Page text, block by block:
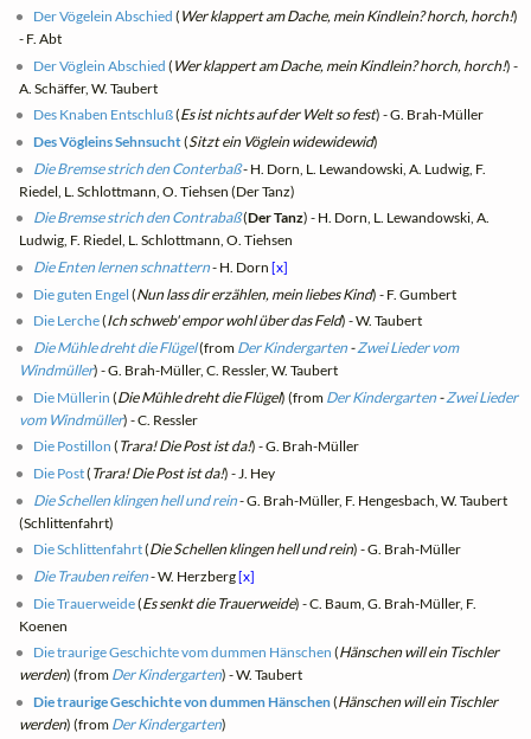
Der Vögelein Abschied ( Wer klappert am Dache, mein Kindlein? horch, horch!)
- F. Abt
Der Vöglein Abschied ( Wer klappert am Dache, mein Kindlein? horch, horch!) -
A. Schäffer, W. Taubert
Des Knaben Entschluß(Es ist nichts auf der Welt so fest) - G. Brah-Müller
Des Vögleins Sehnsucht(Sitzt ein Vöglein widewidewid)
Die Bremse strich den Conterbaß- H. Dorn, L. Lewandowski, A. Ludwig, F.
Riedel, L. Schlottmann, O. Tiehsen (Der Tanz)
Die Bremse strich den Contrabaß(Der Tanz) - H. Dorn, L. Lewandowski, A.
Ludwig, F. Riedel, L. Schlottmann, O. Tiehsen
Die Enten lernen schnattern- H. Dorn[x]
Die guten Engel (Nun lass dir erzählen, mein liebes Kind) - F. Gumbert
Die Lerche(Ich schweb' empor wohl über das Feld) - W. Taubert
Die Mühle dreht die Flügel(from Der Kindergarten -Zwei Lieder vom
Windmüller) - G. Brah-Müller, C. Ressler, W. Taubert
Die Müllerin (Die Mühle dreht die Flügel) (from Der Kindergarten -Zwei Lieder
vom Windmüller) - C. Ressler
Die Postillon ( Trara! Die Post ist da!) - G. Brah-Müller
Die Post( Trara! Die Post ist da!) - J. Hey
Die Schellen klingen hell und rein- G. Brah-Müller, F. Hengesbach, W. Taubert
(Schlittenfahrt)
Die Schlittenfahrt(Die Schellen klingen hell und rein) - G. Brah-Müller
Die Trauben reifen- W. Herzberg[x]
Die Trauerweide(Es senkt die Trauerweide) - C. Baum, G. Brah-Müller, F.
Koenen
Die traurige Geschichte vom dummen Hänschen (Hänschen will ein Tischler
werden) (from Der Kindergarten) - W. Taubert
Die traurige Geschichte von dummen Hänschen(Hänschen will ein Tischler
werden) (from Der Kindergarten)